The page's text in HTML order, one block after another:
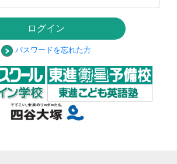
ログイン
パスワードを忘れた方